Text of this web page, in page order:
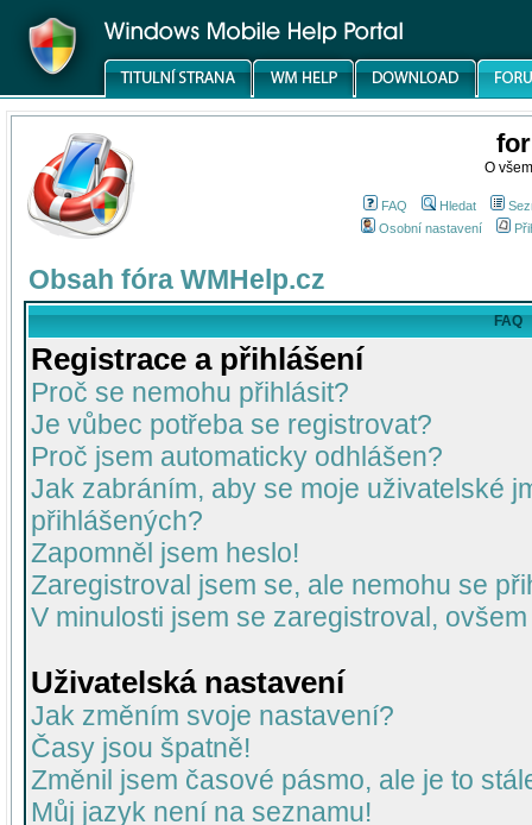
O
FAQ Hledat
Osobní nastavení
Obsah fóra WMHelp.cz
FAQ
Registrace a přihlášení
Proč se nemohu přihlásit?
Je vůbec potřeba se registrovat?
Proč jsem automaticky odhlášen?
Jak zabráním, aby se moje uživatelské
přihlášených?
Zapomněl jsem heslo!
Zaregistroval jsem se, ale nemohu se
V minulosti jsem se zaregistroval,
Uživatelská nastavení
Jak změním svoje nastavení?
Časy jsou špatně!
Změnil jsem časové pásmo, ale je to
Můj jazyk není na seznamu!